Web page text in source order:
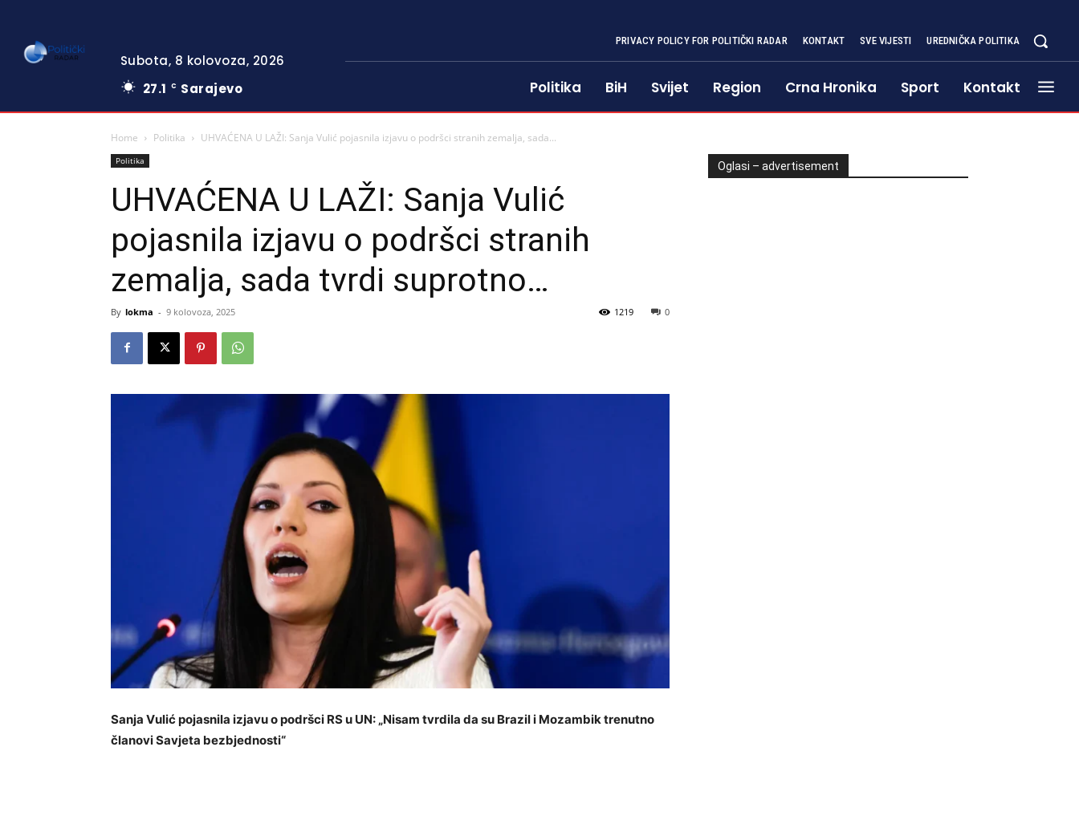
Subota, 8 kolovoza, 2026
27.1
C Sarajevo
PRIVACY POLICY FOR POLITIČKI RADAR KONTAKT SVE VIJESTI UREDNIČKA POLITIKA
Politika BiH Svijet Region Crna Hronika Sport Kontakt
Home Politika UHVAĆENA U LAŽI: Sanja Vulić pojasnila izjavu o podršci stranih zemalja, sada...
Politika
UHVAĆENA U LAŽI: Sanja Vulić
pojasnila izjavu o podršci stranih
zemalja, sada tvrdi suprotno…
By lokma - 9 kolovoza, 2025 0
1219
Sanja Vulić pojasnila izjavu o podršci RS u UN: „Nisam tvrdila da su Brazil i Mozambik trenutno
članovi Savjeta bezbjednosti“
Oglasi – advertisement